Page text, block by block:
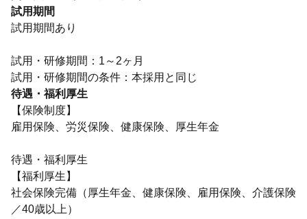
試用期間
試用期間あり
試用・研修期間：1～2ヶ月
待遇・福利厚生
【保険制度】
雇用保険、労災保険、健康保険、厚生年金
待遇・福利厚生
【福利厚生】
社会保険完備（厚生年金、健康保険、雇用保険、介護保険
／40歳以上）